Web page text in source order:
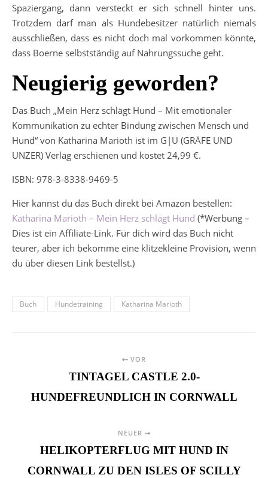
Spaziergang, dann versteckt er sich schnell hinter uns.
Trotzdem darf man als Hundebesitzer natürlich niemals
ausschließen, dass es nicht doch mal vorkommen könnte,
dass Boerne selbstständig auf Nahrungssuche geht.
Neugierig geworden?
Das Buch „Mein Herz schlägt Hund – Mit emotionaler
Kommunikation zu echter Bindung zwischen Mensch und
Hund“ von Katharina Marioth ist im G|U (GRÄFE UND
UNZER) Verlag erschienen und kostet 24,99 €.
ISBN: 978-3-8338-9469-5
Hier kannst du das Buch direkt bei Amazon bestellen:
Katharina Marioth – Mein Herz schlägt Hund (*Werbung –
Dies ist ein Affiliate-Link. Für dich wird das Buch nicht
teurer, aber ich bekomme eine klitzekleine Provision, wenn
du über diesen Link bestellst.)
Buch Hundetraining Katharina Marioth
VOR
TINTAGEL CASTLE 2.0-
HUNDEFREUNDLICH IN CORNWALL
NEUER
HELIKOPTERFLUG MIT HUND IN
CORNWALL ZU DEN ISLES OF SCILLY